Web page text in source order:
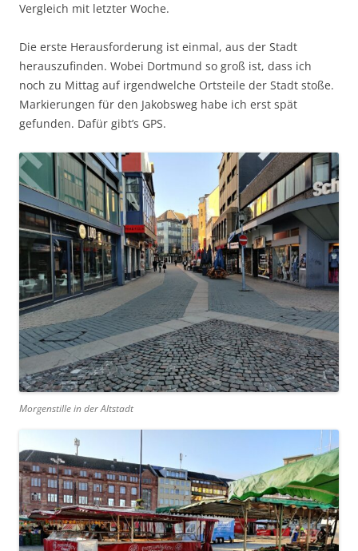
Vergleich mit letzter Woche.
Die erste Herausforderung ist einmal, aus der Stadt
herauszufinden. Wobei Dortmund so groß ist, dass ich
noch zu Mittag auf irgendwelche Ortsteile der Stadt stoße.
Markierungen für den Jakobsweg habe ich erst spät
gefunden. Dafür gibt’s GPS.
Morgenstille in der Altstadt